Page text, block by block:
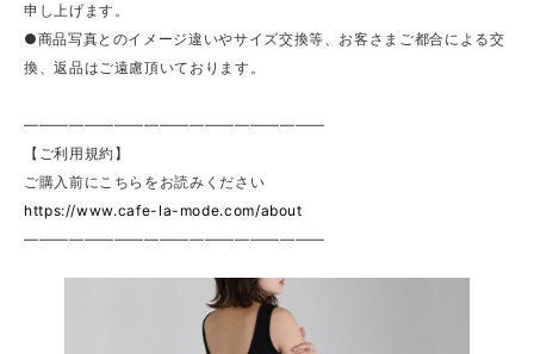
申し上げます。
●商品写真とのイメージ違いやサイズ交換等、お客さまご都合による交
換、返品はご遠慮頂いております。
————————————————————
【ご利用規約】
ご購入前にこちらをお読みください
https://www.cafe-la-mode.com/about
————————————————————